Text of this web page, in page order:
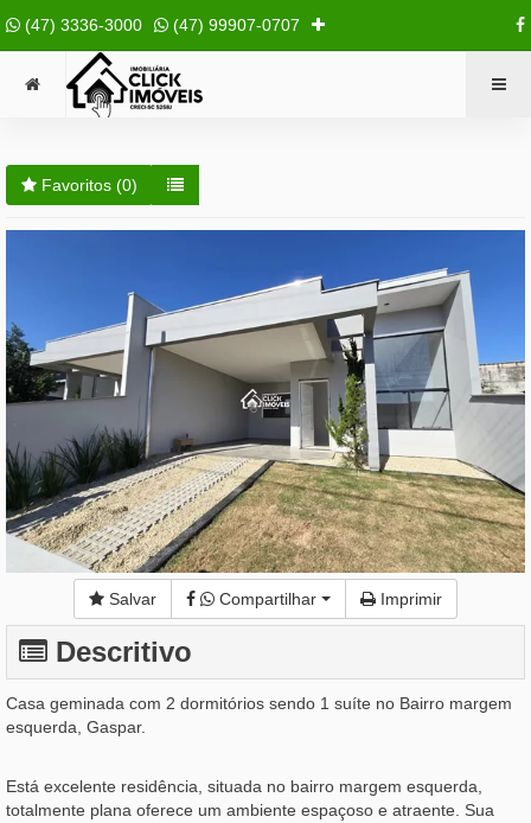
(47) 3336-3000 (47) 99907-0707
Favoritos (0)
Salvar Compartilhar Imprimir
Descritivo
Casa geminada com 2 dormitórios sendo 1 suíte no Bairro margem
esquerda, Gaspar.
Está excelente residência, situada no bairro margem esquerda,
totalmente plana oferece um ambiente espaçoso e atraente. Sua